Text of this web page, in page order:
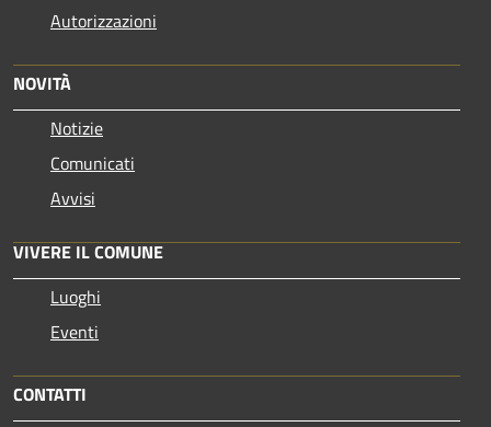
Autorizzazioni
NOVITÀ
Notizie
Comunicati
Avvisi
VIVERE IL COMUNE
Luoghi
Eventi
CONTATTI